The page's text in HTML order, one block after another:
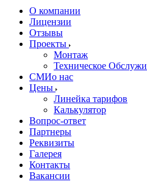
О компании
Лицензии
Отзывы
Проекты
Монтаж
Техническое
СМИо нас
Цены
Линейка тарифов
Калькулятор
Вопрос-ответ
Партнеры
Реквизиты
Галерея
Контакты
Вакансии